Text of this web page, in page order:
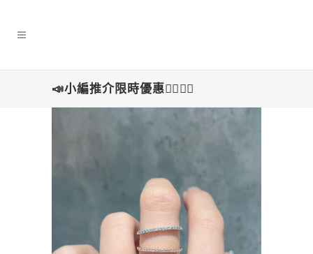
📣小編推介限時優惠👍🏻👍🏻